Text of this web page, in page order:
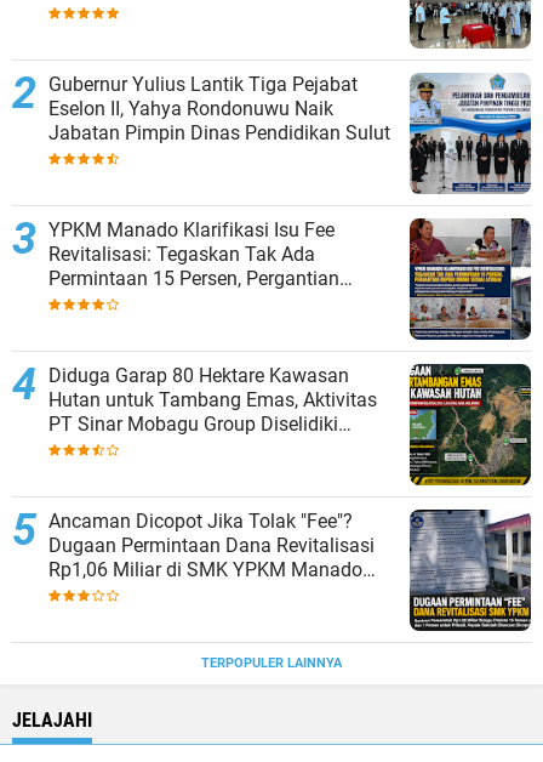
Gubernur Yulius Lantik Tiga Pejabat
Eselon II, Yahya Rondonuwu Naik
Jabatan Pimpin Dinas Pendidikan Sulut
YPKM Manado Klarifikasi Isu Fee
Revitalisasi: Tegaskan Tak Ada
Permintaan 15 Persen, Pergantian
Kepsek Murni Sesuai Aturan
Diduga Garap 80 Hektare Kawasan
Hutan untuk Tambang Emas, Aktivitas
PT Sinar Mobagu Group Diselidiki
Aparat
Ancaman Dicopot Jika Tolak "Fee"?
Dugaan Permintaan Dana Revitalisasi
Rp1,06 Miliar di SMK YPKM Manado
Berpotensi Terseret Kasus Tipikor
TERPOPULER LAINNYA
JELAJAHI